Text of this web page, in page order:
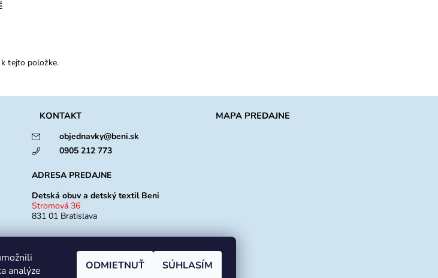
tejto položke.
KONTAKT
objednavky@beni.sk
0905 212 773
ADRESA PREDAJNE
Detská obuv a detský textil Beni
Stromová 36
831 01 Bratislava
Po -Pia: 10:00 - 18:00
So: 9:00 - 12:00
MAPA PREDAJNE
analýze
ODMIETNUŤ SÚHLASÍM